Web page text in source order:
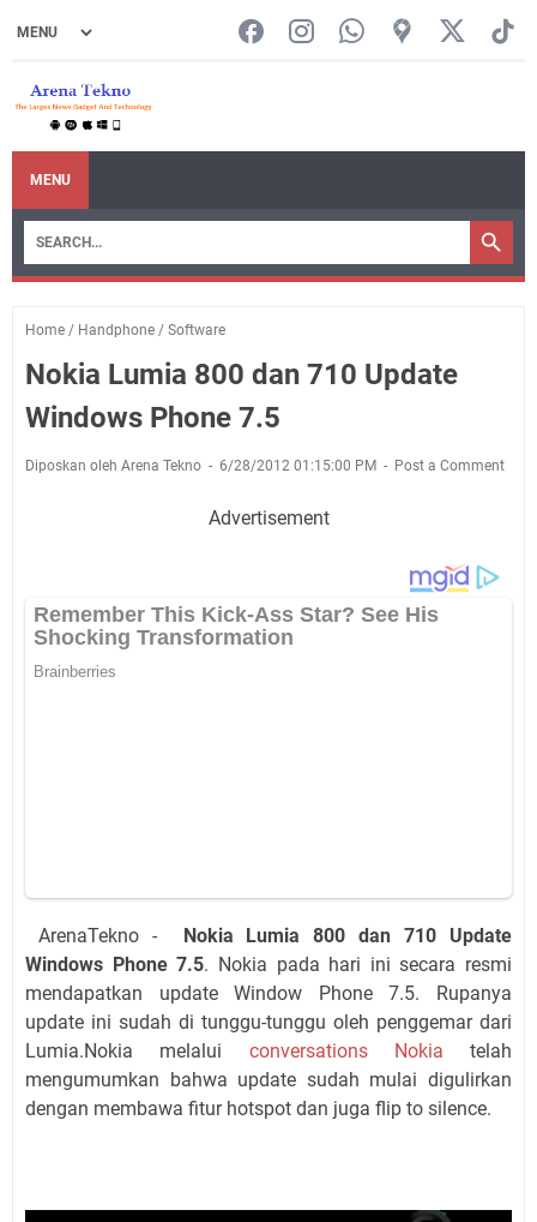
MENU
Home / Handphone / Software
Nokia Lumia 800 dan 710 Update
Windows Phone 7.5
Diposkan oleh Arena Tekno 6/28/2012 01:15:00 PM Post a Comment
Advertisement
ArenaTekno -
Nokia Lumia 800 dan 710 Update
Windows Phone 7.5. Nokia pada hari ini secara resmi
mendapatkan update Window Phone 7.5. Rupanya
update ini sudah di tunggu-tunggu oleh penggemar dari
Lumia.Nokia melalui conversations Nokia telah
mengumumkan bahwa update sudah mulai digulirkan
dengan membawa fitur hotspot dan juga flip to silence.